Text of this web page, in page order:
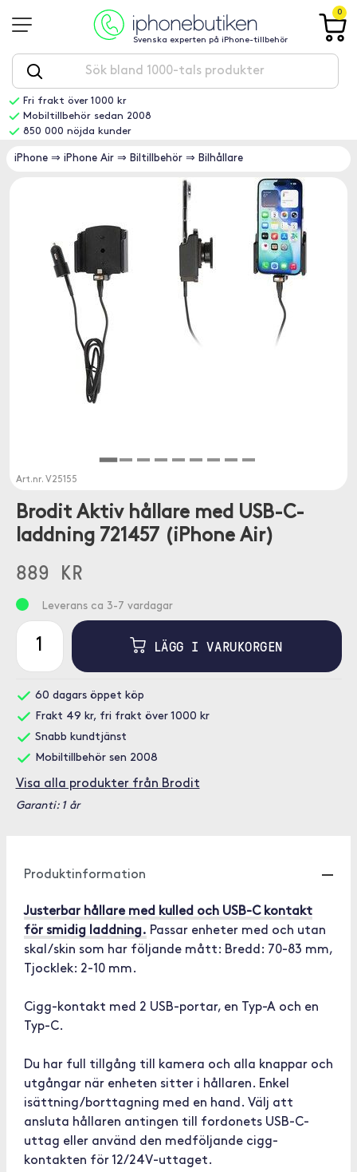
Svenska experten på iPhone-tillbehör
0
Fri frakt över 1000 kr
Mobiltillbehör sedan 2008
850 000 nöjda kunder
iPhone ⇒ iPhone Air ⇒ Biltillbehör ⇒ Bilhållare
Art.nr. V25155
Brodit Aktiv hållare med USB-C-
laddning 721457 (iPhone Air)
889 KR
Leverans ca 3-7 vardagar
LÄGG I VARUKORGEN
60 dagars öppet köp
Frakt 49 kr, fri frakt över 1000 kr
Snabb kundtjänst
Mobiltillbehör sen 2008
Visa alla produkter från Brodit
Garanti: 1 år
Produktinformation
Justerbar hållare med kulled och USB-C kontakt
för smidig laddning. Passar enheter med och utan
skal/skin som har följande mått: Bredd: 70-83 mm,
Tjocklek: 2-10 mm.
Cigg-kontakt med 2 USB-portar, en Typ-A och en
Typ-C.
Du har full tillgång till kamera och alla knappar och
utgångar när enheten sitter i hållaren. Enkel
isättning/borttagning med en hand. Välj att
ansluta hållaren antingen till fordonets USB-C-
uttag eller använd den medföljande cigg-
kontakten för 12/24V-uttaget.